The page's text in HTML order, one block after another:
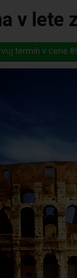
v lete
termín v cene